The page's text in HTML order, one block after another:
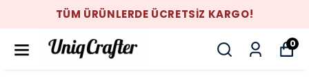
TÜM ÜRÜNLERDE ÜCRETSİZ KARGO!
0